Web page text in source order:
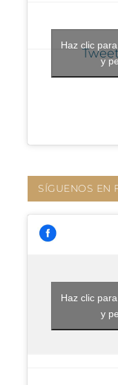
Haz clic
y
SÍGUENOS EN
Haz clic
y